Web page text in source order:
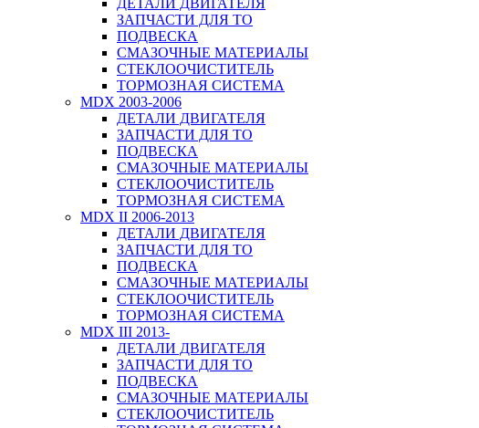
ДЕТАЛИ ДВИГАТЕЛЯ
ЗАПЧАСТИ ДЛЯ ТО
ПОДВЕСКА
СМАЗОЧНЫЕ МАТЕРИАЛЫ
СТЕКЛООЧИСТИТЕЛЬ
ТОРМОЗНАЯ СИСТЕМА
MDX 2003-2006
ДЕТАЛИ ДВИГАТЕЛЯ
ЗАПЧАСТИ ДЛЯ ТО
ПОДВЕСКА
СМАЗОЧНЫЕ МАТЕРИАЛЫ
СТЕКЛООЧИСТИТЕЛЬ
ТОРМОЗНАЯ СИСТЕМА
MDX II 2006-2013
ДЕТАЛИ ДВИГАТЕЛЯ
ЗАПЧАСТИ ДЛЯ ТО
ПОДВЕСКА
СМАЗОЧНЫЕ МАТЕРИАЛЫ
СТЕКЛООЧИСТИТЕЛЬ
ТОРМОЗНАЯ СИСТЕМА
MDX III 2013-
ДЕТАЛИ ДВИГАТЕЛЯ
ЗАПЧАСТИ ДЛЯ ТО
ПОДВЕСКА
СМАЗОЧНЫЕ МАТЕРИАЛЫ
СТЕКЛООЧИСТИТЕЛЬ